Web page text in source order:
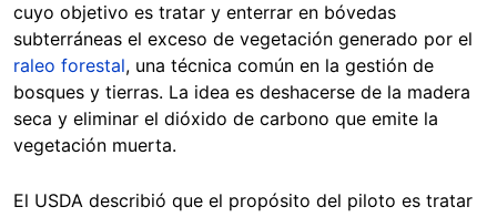
cuyo objetivo es tratar y enterrar en bóvedas
subterráneas el exceso de vegetación generado por el
raleo forestal, una técnica común en la gestión de
bosques y tierras. La idea es deshacerse de la madera
seca y eliminar el dióxido de carbono que emite la
vegetación muerta.
El USDA describió que el propósito del piloto es tratar